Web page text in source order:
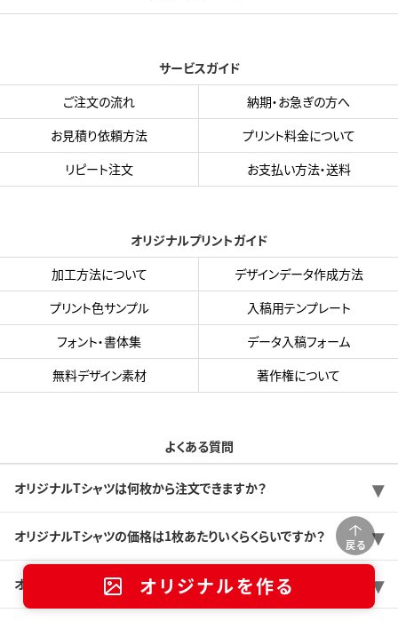
戻る
オリジナルを作る
サービスガイド
ご注文の流れ
納期・お急ぎの方へ
お見積り依頼方法
プリント料金について
リピート注文
お支払い方法・送料
オリジナルプリントガイド
加工方法について
デザインデータ作成方法
プリント色サンプル
入稿用テンプレート
フォント・書体集
データ入稿フォーム
無料デザイン素材
著作権について
よくある質問
オリジナルTシャツは何枚から注文できますか？
オリジナルTシャツの価格は1枚あたりいくらくらいですか？
オリジナルTシャツは注文してから何日で出来ますか？